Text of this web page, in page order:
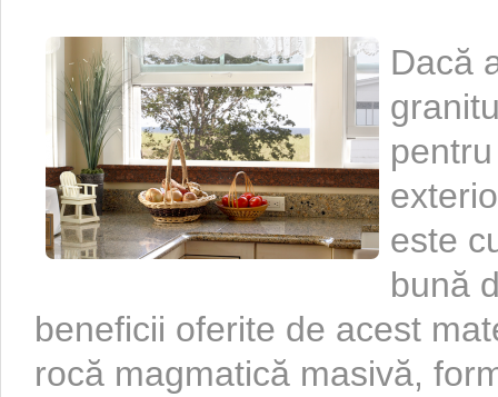
Dacă
este
bună
beneficii oferite de acest
rocă magmatică masivă,